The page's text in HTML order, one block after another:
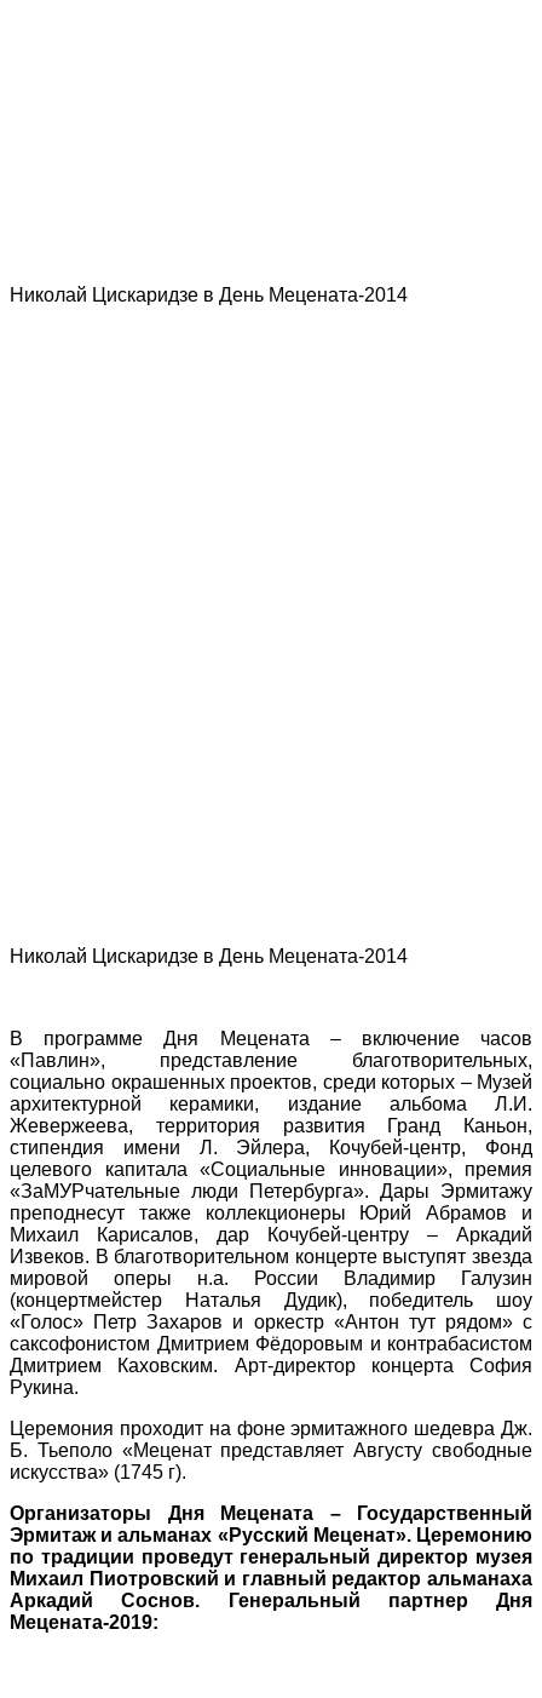
Николай Цискаридзе в День Мецената-2014
Николай Цискаридзе в День Мецената-2014
В программе Дня Мецената – включение часов
«Павлин», представление благотворительных,
социально окрашенных проектов, среди которых – Музей
архитектурной керамики, издание альбома Л.И.
Жевержеева, территория развития Гранд Каньон,
стипендия имени Л. Эйлера, Кочубей-центр, Фонд
целевого капитала «Социальные инновации», премия
«ЗаМУРчательные люди Петербурга». Дары Эрмитажу
преподнесут также коллекционеры Юрий Абрамов и
Михаил Карисалов, дар Кочубей-центру – Аркадий
Извеков. В благотворительном концерте выступят звезда
мировой оперы н.а. России Владимир Галузин
(концертмейстер Наталья Дудик), победитель шоу
«Голос» Петр Захаров и оркестр «Антон тут рядом» с
саксофонистом Дмитрием Фёдоровым и контрабасистом
Дмитрием Каховским. Арт-директор концерта София
Рукина.
Церемония проходит на фоне эрмитажного шедевра Дж.
Б. Тьеполо «Меценат представляет Августу свободные
искусства» (1745 г).
Организаторы Дня Мецената – Государственный
Эрмитаж и альманах «Русский Меценат». Церемонию
по традиции проведут генеральный директор музея
Михаил Пиотровский и главный редактор альманаха
Аркадий Соснов. Генеральный партнер Дня
Мецената-2019: